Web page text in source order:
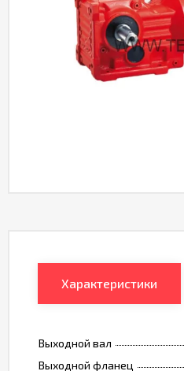
Характеристики
Выходной вал
Выходной фланец